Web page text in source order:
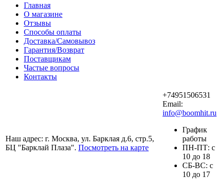
Главная
О магазине
Отзывы
Способы оплаты
Доставка/Самовывоз
Гарантия/Возврат
Поставщикам
Частые вопросы
Контакты
Наш адрес: г. Москва, ул. Барклая д.6, стр.5,
БЦ "Барклай Плаза". Посмотреть на карте
+74951506531
Email:
info@boomhit.ru
График
работы
ПH-ПТ: с
10 до 18
СБ-ВС: с
10 до 17